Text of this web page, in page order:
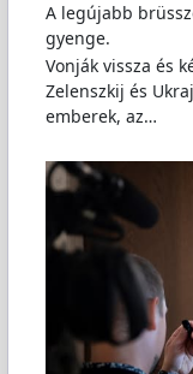
A legújabb
gyenge.
Vonják vissza és
Zelenszkij és
emberek, az…